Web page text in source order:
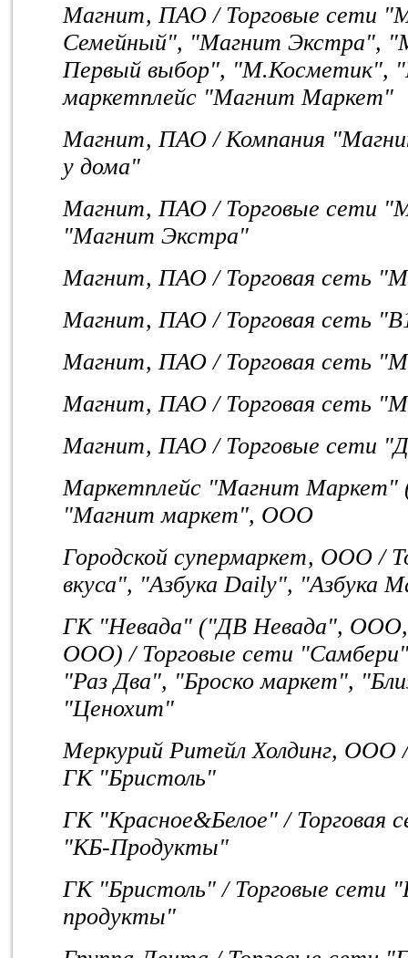
Магнит, ПАО / Торговые сети
Семейный", "Магнит Экстра",
Первый выбор", "М.Косметик",
маркетплейс "Магнит Маркет"
Магнит, ПАО / Компания
у дома"
Магнит, ПАО / Торговые сети
"Магнит Экстра"
Магнит, ПАО / Торговая сеть
Магнит, ПАО / Торговая сеть
Магнит, ПАО / Торговая сеть
Магнит, ПАО / Торговая сеть
Магнит, ПАО / Торговые сети
Маркетплейс "Магнит Маркет"
"Магнит маркет", ООО
Городской супермаркет, ООО /
вкуса", "Азбука Daily", "Азбука
ГК "Невада" ("ДВ Невада",
ООО) / Торговые сети
"Раз Два", "Броско маркет",
"Ценохит"
Меркурий Ритейл Холдинг, ООО
ГК "Бристоль"
ГК "Красное&Белое" / Торговая
"КБ-Продукты"
ГК "Бристоль" / Торговые сети
продукты"